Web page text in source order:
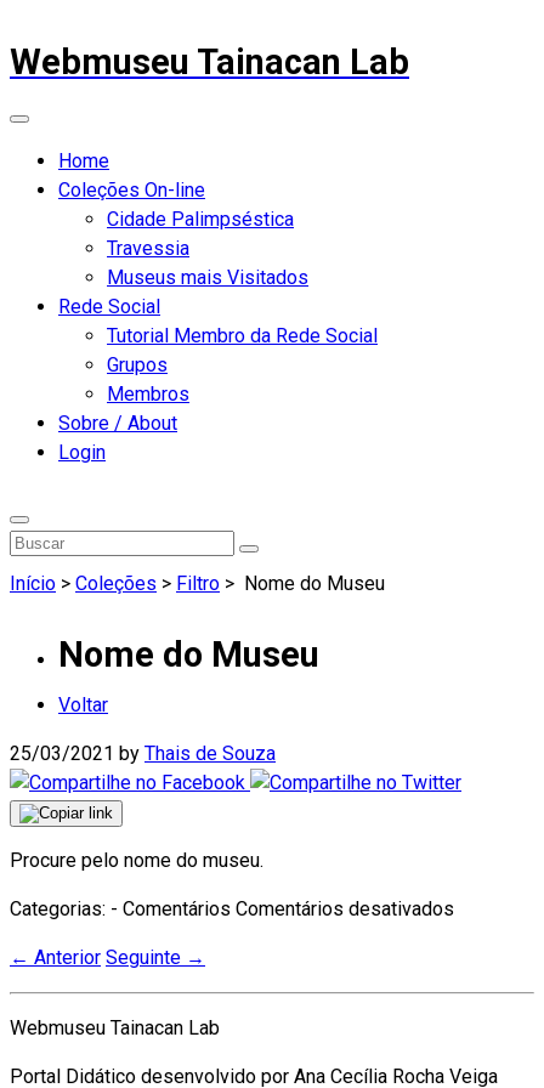
Webmuseu Tainacan Lab
Home
Coleções On-line
Cidade Palimpséstica
Travessia
Museus mais Visitados
Rede Social
Tutorial Membro da Rede Social
Grupos
Membros
Sobre / About
Login
Início > Coleções > Filtro > Nome do Museu
Nome do Museu
Voltar
25/03/2021 by Thais de Souza
Procure pelo nome do museu.
Categorias: - Comentários Comentários desativados
Museu
← Anterior Seguinte →
Webmuseu Tainacan Lab
Portal Didático desenvolvido por Ana Cecília Rocha Veiga